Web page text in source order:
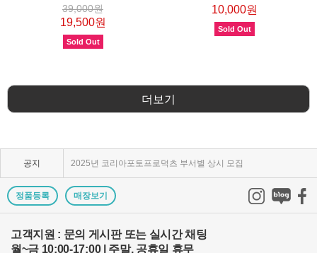
39,000원
19,500원
Sold Out
10,000원
Sold Out
더보기
공지
KPP 브랜드 품질 보증 안내
2025년 코리아포토프로덕츠 부서별 상시 모집
쇼룸오픈기념 방문자 추첨 이벤트 당첨자 발표
KPP 쇼룸 오픈! 다양한 제품을 체험하고 구매하세요..
정품등록 매장보기
고객지원 : 문의 게시판 또는 실시간 채팅
월~금 10:00-17:00 | 주말, 공휴일 휴무